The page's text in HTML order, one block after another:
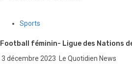
Sports
Football féminin- Ligue des Nations
3 décembre 2023 Le Quotidien News